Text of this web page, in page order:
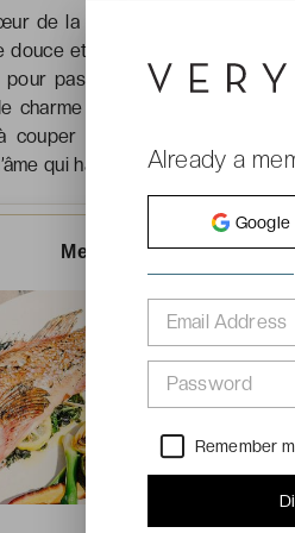
de la Camargue, l’hôtel Les
douce et chaude, une météo
passer des vacances
charme appartient à la
couper le souffle, le village
qui habite ces vastes
Menu gourmanden4
Already a
Google
Email Address
Password
Remember